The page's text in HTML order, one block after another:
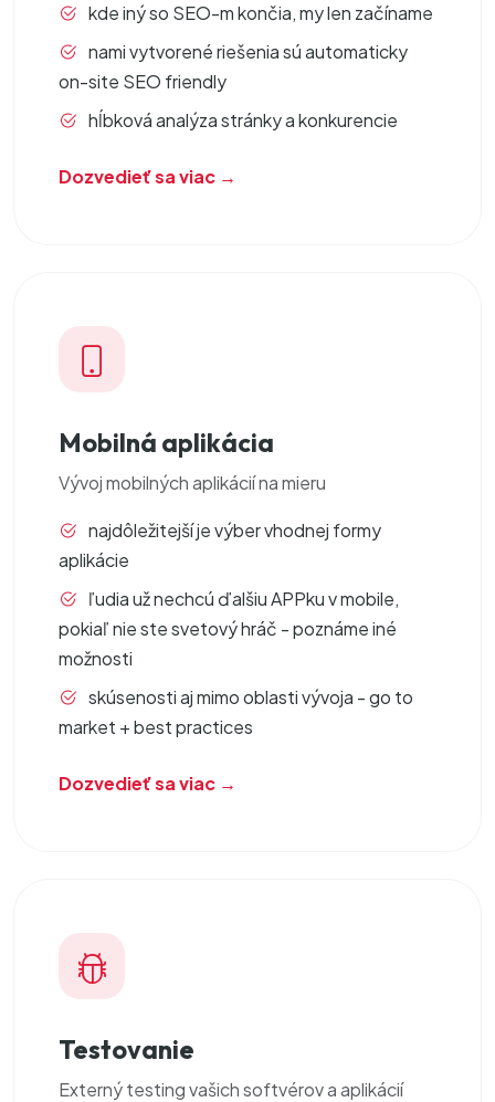
kde iný so SEO-m končia, my len začíname
nami vytvorené riešenia sú automaticky
on-site SEO friendly
hĺbková analýza stránky a konkurencie
Dozvedieť sa viac →
Mobilná aplikácia
Vývojmobilných aplikáciína mieru
najdôležitejší je výber vhodnej formy
aplikácie
ľudia už nechcú ďalšiu APPku v mobile,
pokiaľ nie ste svetový hráč - poznáme iné
možnosti
skúsenosti aj mimo oblasti vývoja - go to
market + best practices
Dozvedieť sa viac →
Testovanie
Externý testingvašich softvérov a aplikácií